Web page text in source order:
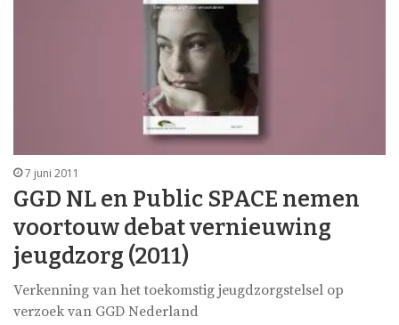
7 juni 2011
GGD NL en Public SPACE nemen
voortouw debat vernieuwing
jeugdzorg (2011)
Verkenning van het toekomstig jeugdzorgstelsel op
verzoek van GGD Nederland